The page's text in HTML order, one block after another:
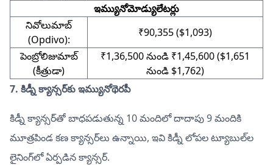
ఇమ్యునోమోడ్యులేటర్లు
నివోలుమాబ్
(Opdivo):
₹90,355 ($1,093)
పెంబ్రోలిజుమాబ్
(కీత్రుడా)
₹1,36,500 నుండి ₹1,45,600 ($1,651
నుండి $1,762)
7. కిడ్నీ క్యాన్సర్‌కు ఇమ్యునోథెరపీ
కిడ్నీ క్యాన్సర్‌తో బాధపడుతున్న 10 మందిలో దాదాపు 9 మందికి
మూత్రపిండ కణ క్యాన్సర్‌లు ఉన్నాయి, ఇవి కిడ్నీ లోపల ట్యూబుల్‌ల
లైనింగ్‌లో ఏర్పడిన క్యాన్సర్.